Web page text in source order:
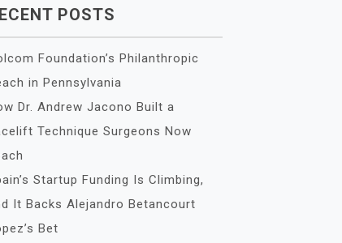
POSTS
Foundation’s Philanthropic
in Pennsylvania
Dr. Andrew Jacono Built a
Technique Surgeons Now
Startup Funding Is Climbing,
It Backs Alejandro Betancourt
Bet